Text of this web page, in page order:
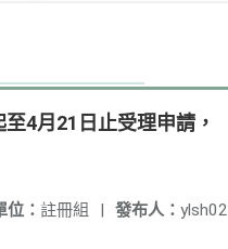
4月21日止受理申請，
發布人： ylsh02
位： 註冊組 |